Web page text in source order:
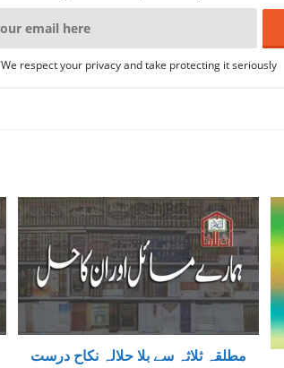
We respect your privacy and take protecting it seriously
مطلقہ ثلاثہ سے بلا حلالہ نکاح درست